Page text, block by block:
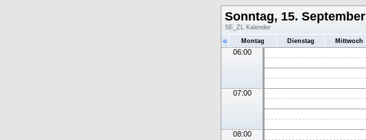
Sonntag, 15. September
SE_ZL Kalender
« Montag Dienstag Mittwoch
06:00
07:00
08:00